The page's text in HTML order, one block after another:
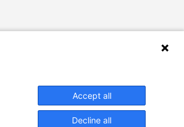
Accept all
Decline all